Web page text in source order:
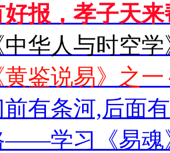
报，孝子天来
中华人与时空
黄鉴说易》之
有条河,后面
——学习《易